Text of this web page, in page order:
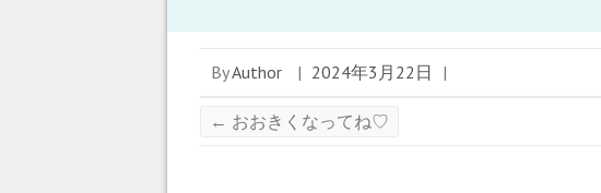
ByAuthor | 2024年3月22日 |
← おおきくなってね♡